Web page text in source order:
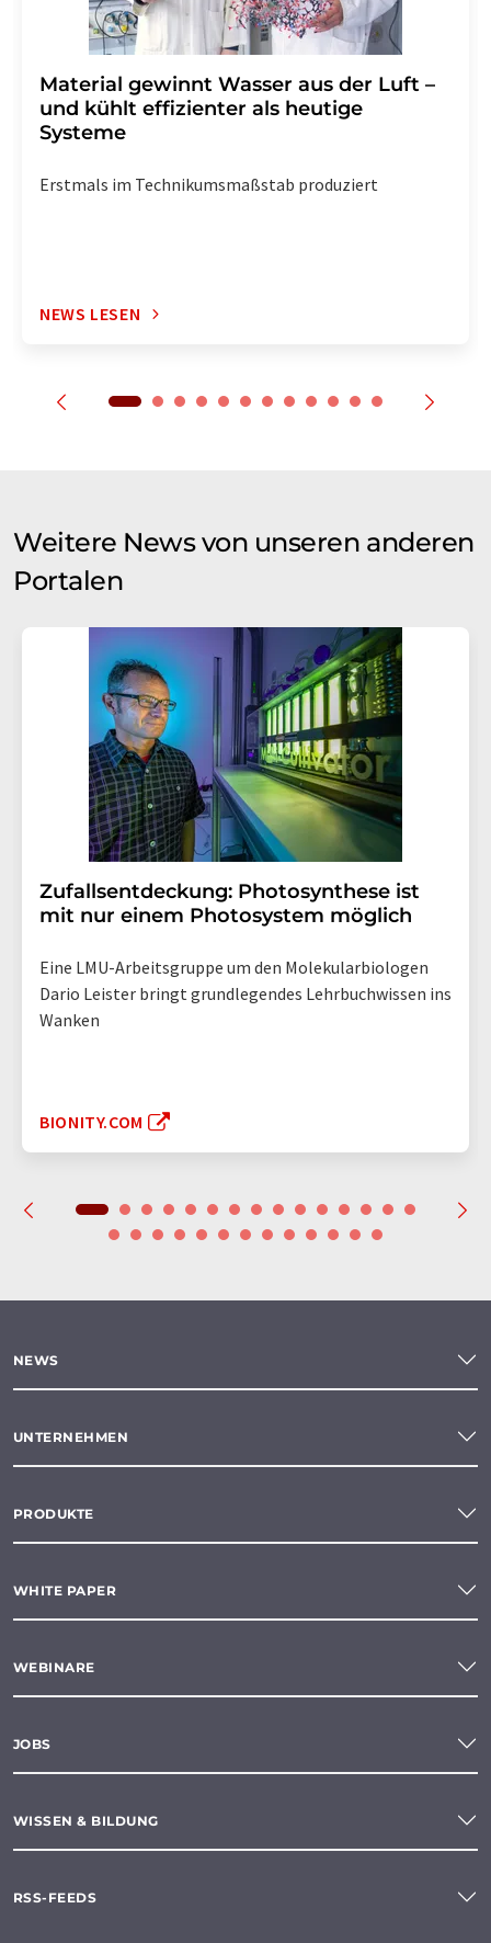
Material gewinnt Wasser aus der Luft –
und kühlt effizienter als heutige
Systeme
Erstmals im Technikumsmaßstab produziert
NEWS LESEN
Weitere News von unseren anderen
Portalen
Zufallsentdeckung: Photosynthese ist
mit nur einem Photosystem möglich
Eine LMU-Arbeitsgruppe um den Molekularbiologen
Dario Leister bringt grundlegendes Lehrbuchwissen ins
Wanken
BIONITY.COM
NEWS
UNTERNEHMEN
PRODUKTE
WHITE PAPER
WEBINARE
JOBS
WISSEN & BILDUNG
RSS-FEEDS